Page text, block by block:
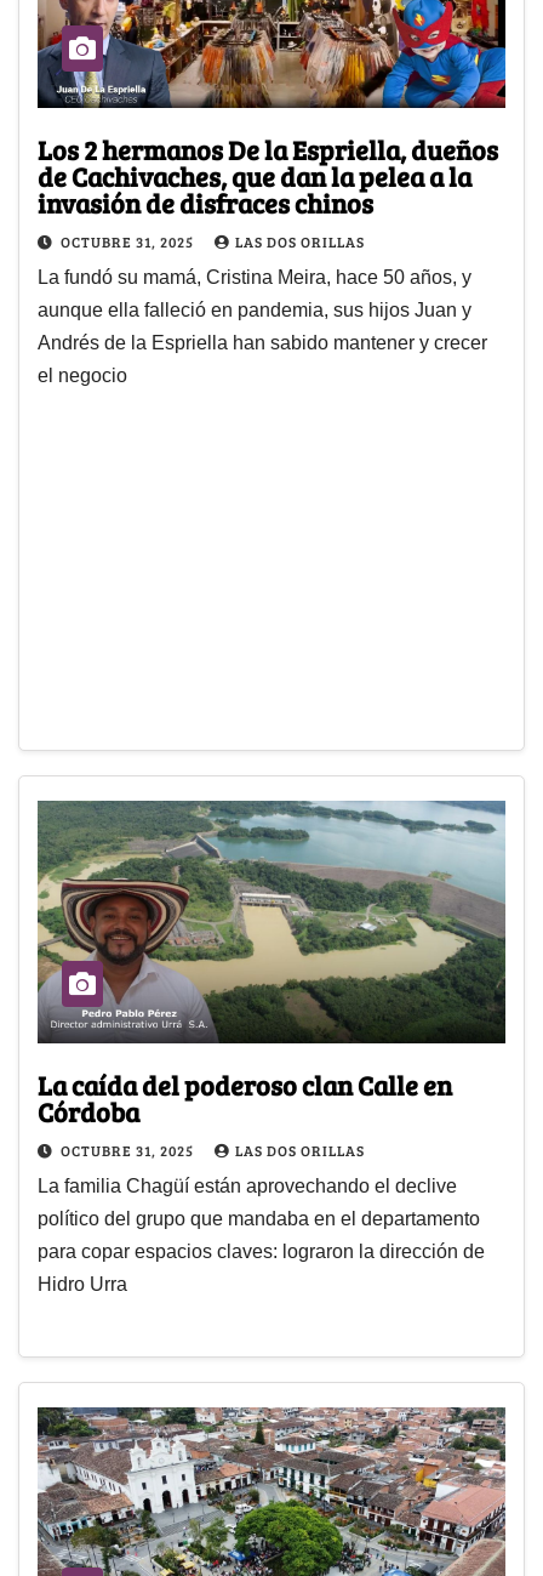
Los 2 hermanos De la Espriella, dueños
de Cachivaches, que dan la pelea a la
invasión de disfraces chinos
OCTUBRE 31, 2025 LAS DOS ORILLAS
La fundó su mamá, Cristina Meira, hace 50 años, y
aunque ella falleció en pandemia, sus hijos Juan y
Andrés de la Espriella han sabido mantener y crecer
el negocio
La caída del poderoso clan Calle en
Córdoba
OCTUBRE 31, 2025 LAS DOS ORILLAS
La familia Chagüí están aprovechando el declive
político del grupo que mandaba en el departamento
para copar espacios claves: lograron la dirección de
Hidro Urra